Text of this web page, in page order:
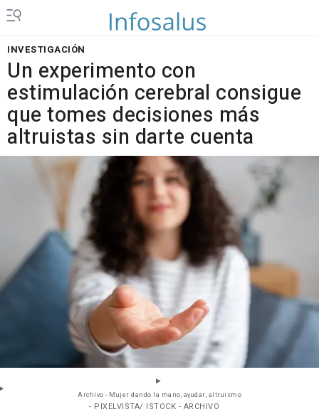
INVESTIGACIÓN
Un experimento con
estimulación cerebral consigue
que tomes decisiones más
altruistas sin darte cuenta
Archivo - Mujer dando la mano, ayudar, altruismo
- PIXELVISTA/ ISTOCK - ARCHIVO